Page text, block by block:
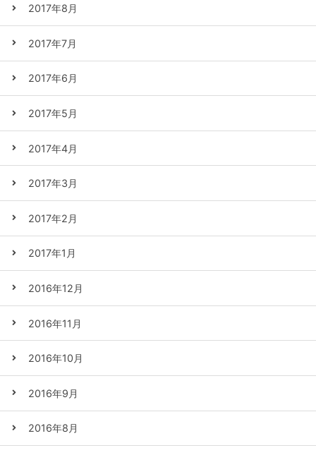
2017年8月
2017年7月
2017年6月
2017年5月
2017年4月
2017年3月
2017年2月
2017年1月
2016年12月
2016年11月
2016年10月
2016年9月
2016年8月